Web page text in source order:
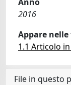
2016
Appare
1.1 Articolo
File in questo